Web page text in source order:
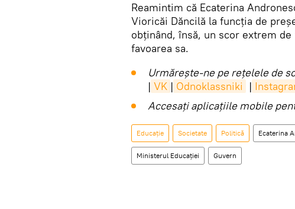
Reamintim că Ecaterina
Vioricăi Dăncilă la funcția de
obținând, însă, un scor extrem
favoarea sa.
Urmărește-ne pe rețelele de
| VK | Odnoklassniki |
Accesaţi aplicaţiile mobile
Educație Societate Politică Ecaterina
Ministerul Educației Guvern